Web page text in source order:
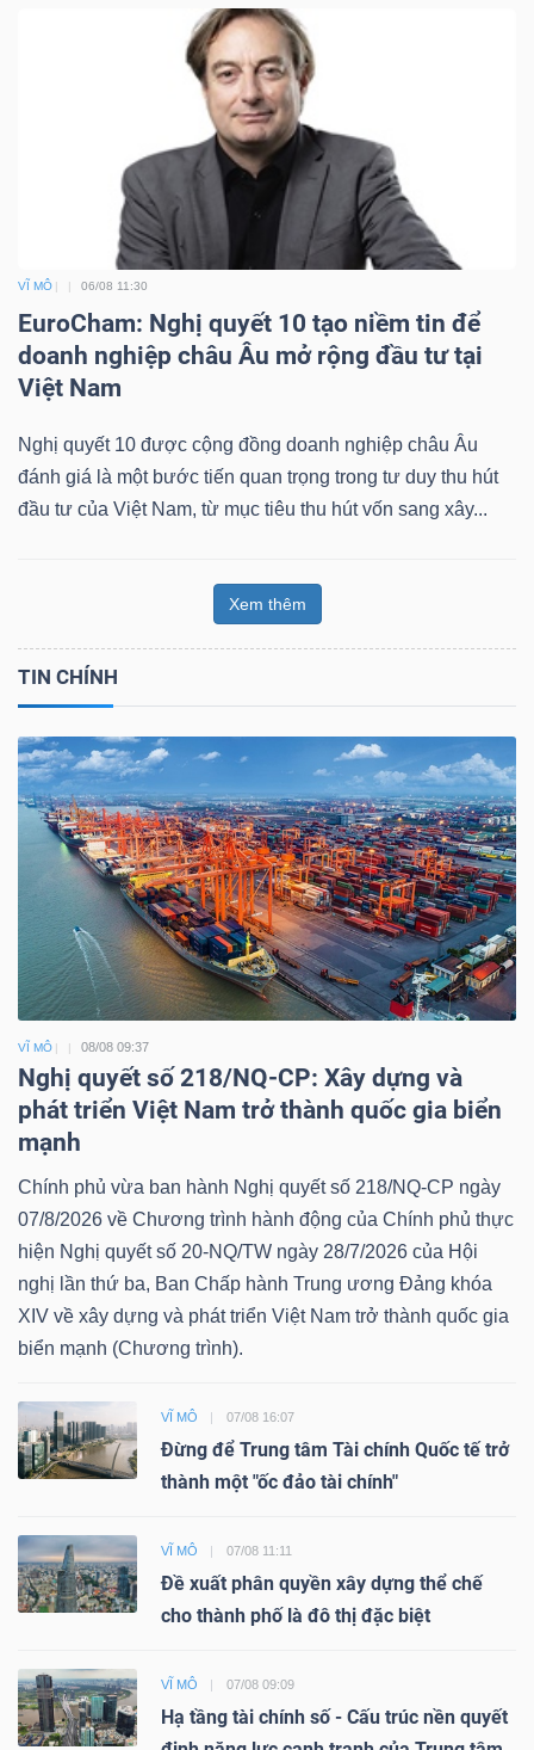
VĨ MÔ 06/08 11:30
EuroCham: Nghị quyết 10 tạo niềm tin để
doanh nghiệp châu Âu mở rộng đầu tư tại
Việt Nam
Nghị quyết 10 được cộng đồng doanh nghiệp châu Âu
đánh giá là một bước tiến quan trọng trong tư duy thu hút
đầu tư của Việt Nam, từ mục tiêu thu hút vốn sang xây...
Xem thêm
TIN CHÍNH
VĨ MÔ 08/08 09:37
Nghị quyết số 218/NQ-CP: Xây dựng và
phát triển Việt Nam trở thành quốc gia biển
mạnh
Chính phủ vừa ban hành Nghị quyết số 218/NQ-CP ngày
07/8/2026 về Chương trình hành động của Chính phủ thực
hiện Nghị quyết số 20-NQ/TW ngày 28/7/2026 của Hội
nghị lần thứ ba, Ban Chấp hành Trung ương Đảng khóa
XIV về xây dựng và phát triển Việt Nam trở thành quốc gia
biển mạnh (Chương trình).
VĨ MÔ 07/08 16:07
Đừng để Trung tâm Tài chính Quốc tế trở
thành một "ốc đảo tài chính"
VĨ MÔ 07/08 11:11
Đề xuất phân quyền xây dựng thể chế
cho thành phố là đô thị đặc biệt
VĨ MÔ 07/08 09:09
Hạ tầng tài chính số - Cấu trúc nền quyết